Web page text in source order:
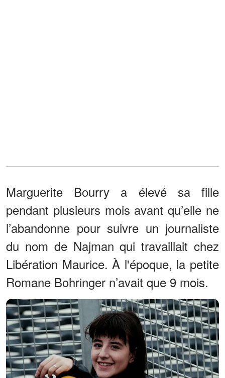
Marguerite Bourry a élevé sa fille
pendant plusieurs mois avant qu’elle ne
l’abandonne pour suivre un journaliste
du nom de Najman qui travaillait chez
Libération Maurice. À l'époque, la petite
Romane Bohringer n’avait que 9 mois.